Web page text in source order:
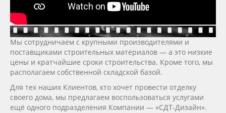
Мы сотрудничаем с крупными производителями и
поставщиками строительных материалов — а это низкие
цены и кратчайшие сроки строительства. Кроме того, мы
располагаем собственной складской базой.
Для тех наших Клиентов, кто хочет провести отделку
своего дома, мы предлагаем воспользоваться услугами
ещё одного подразделения Компании — «СДТ-Дизайн».